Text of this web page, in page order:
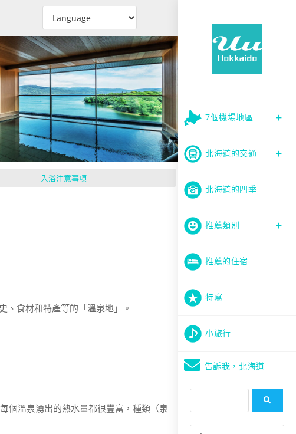
7個機場地區
北海道的交通
北海道的四季
推薦類別
推薦的住宿
特寫
小旅行
告訴我，北海道
入浴注意事項
食材和特產等的「溫泉地」。
個溫泉湧出的熱水量都很豐富，種類（泉